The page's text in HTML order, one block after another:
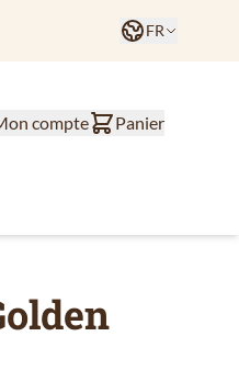
Langue
FR
compte Panier